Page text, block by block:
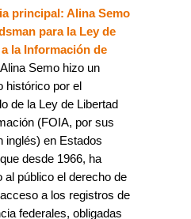
principal: Alina Semo
para la Ley de
la Información de
Semo hizo un
histórico por el
de la Ley de Libertad
(FOIA, por sus
inglés) en Estados
desde 1966, ha
al público el derecho de
a los registros de
federales, obligadas